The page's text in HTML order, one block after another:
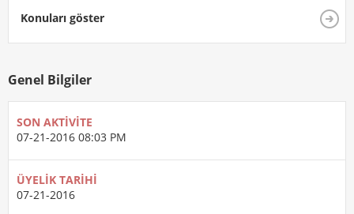
Konuları göster
Genel Bilgiler
SON AKTIVITE
07-21-2016 08:03 PM
ÜYELIK TARIHI
07-21-2016